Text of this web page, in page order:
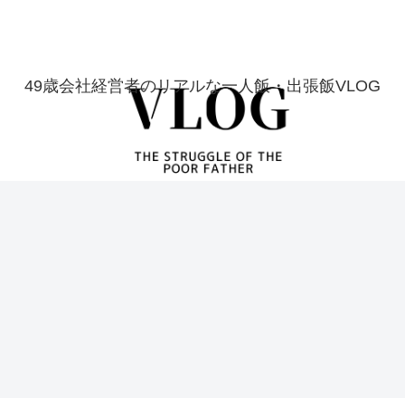
49歳会社経営者のリアルな一人飯・出張飯VLOG